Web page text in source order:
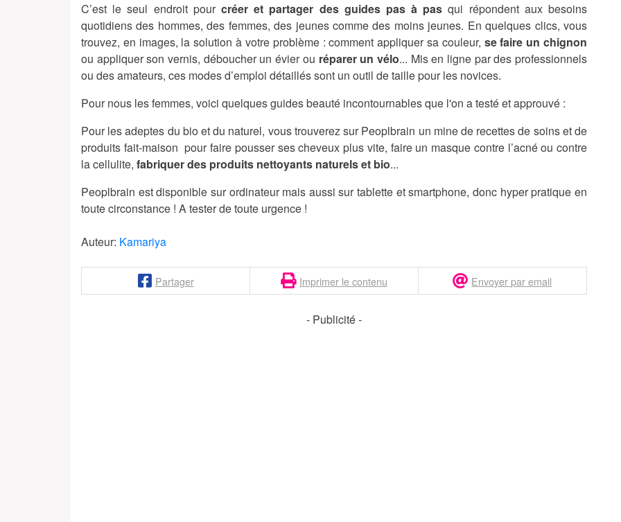
C’est le seul endroit pour créer et partager des guides pas à pasqui répondent aux besoins
quotidiens des hommes, des femmes, des jeunes comme des moins jeunes. En quelques clics, vous
trouvez, en images, la solution à votre problème : comment appliquer sa couleur, se faire un chignon
ou appliquer son vernis, déboucher un évier ou réparer un vélo... Mis en ligne par des professionnels
ou des amateurs, ces modes d’emploi détaillés sont un outil de taille pour les novices.
Pour nous les femmes, voici quelques guides beauté incontournables que l'on a testé et approuvé :
Pour les adeptes du bio et du naturel, vous trouverez sur Peoplbrain un mine de recettes de soins et de
produits fait-maison pour faire pousser ses cheveux plus vite, faire un masque contre l’acné ou contre
la cellulite, fabriquer des produits nettoyants naturels et bio...
Peoplbrain est disponible sur ordinateur mais aussi sur tablette et smartphone, donc hyper pratique en
toute circonstance ! A tester de toute urgence !
Auteur: Kamariya
Partager Imprimer le contenu Envoyer par email
- Publicité -